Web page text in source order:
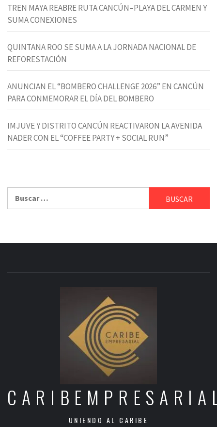
TREN MAYA REABRE RUTA CANCÚN–PLAYA DEL CARMEN Y
SUMA CONEXIONES
QUINTANA ROO SE SUMA A LA JORNADA NACIONAL DE
REFORESTACIÓN
ANUNCIAN EL “BOMBERO CHALLENGE 2026” EN CANCÚN
PARA CONMEMORAR EL DÍA DEL BOMBERO
IMJUVE Y DISTRITO CANCÚN REACTIVARON LA AVENIDA
NADER CON EL “COFFEE PARTY + SOCIAL RUN”
UNIENDO AL CARIBE